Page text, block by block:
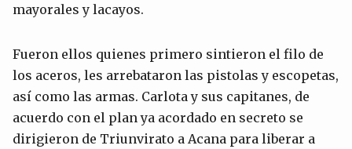
mayorales y lacayos.
Fueron ellos quienes primero sintieron el filo de
los aceros, les arrebataron las pistolas y escopetas,
así como las armas. Carlota y sus capitanes, de
acuerdo con el plan ya acordado en secreto se
dirigieron de Triunvirato a Acana para liberar a